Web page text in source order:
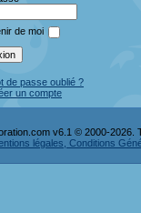
de moi
de passe oublié ?
un compte
v6.1 © 2000-2026.
légales, Conditions